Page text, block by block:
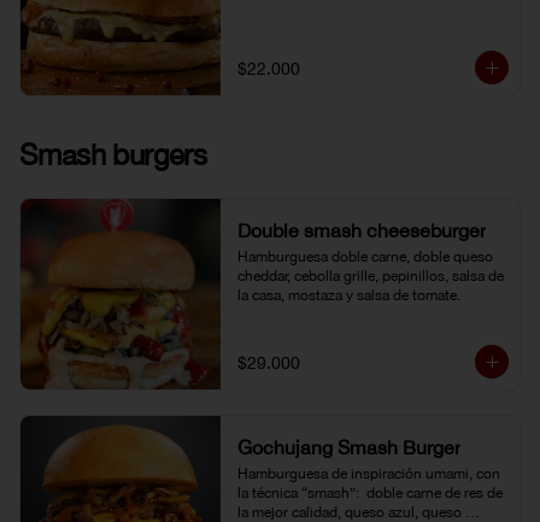
$22.000
Smash burgers
Double smash cheeseburger
Hamburguesa doble carne, doble queso
cheddar, cebolla grille, pepinillos, salsa de
la casa, mostaza y salsa de tomate.
$29.000
Gochujang Smash Burger
Hamburguesa de inspiración umami, con
la técnica “smash”:  doble carne de res de
la mejor calidad, queso azul, queso